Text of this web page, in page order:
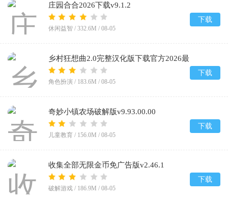
庄园合合2026下载v9.1.2
休闲益智 / 332.6M / 08-05
下载
乡村狂想曲2.0完整汉化版下载官方2026最
新版v2.0
角色扮演 / 183.6M / 08-05
下载
奇妙小镇农场破解版v9.93.00.00
儿童教育 / 156.0M / 08-05
下载
收集全部无限金币免广告版v2.46.1
破解游戏 / 186.9M / 08-05
下载